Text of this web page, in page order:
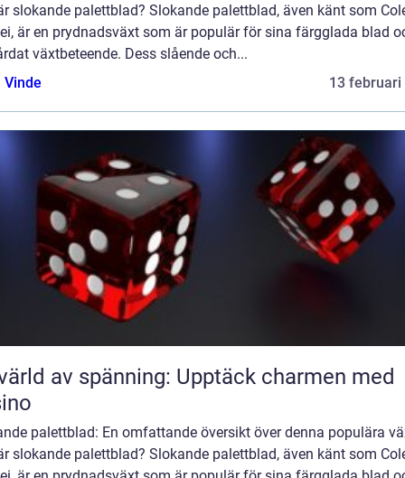
slokande palettblad? Slokande palettblad, även känt som
är en prydnadsväxt som är populär för sina färgglada blad
växtbeteende. Dess slående och...
Vinde
13 februari
av spänning: Upptäck charmen med
palettblad: En omfattande översikt över denna populära
slokande palettblad? Slokande palettblad, även känt som